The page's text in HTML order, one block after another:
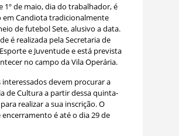
1º de maio, dia do trabalhador, é
em Candiota tradicionalmente
de futebol Sete, alusivo a data.
é realizada pela Secretaria de
e Juventude e está prevista
no campo da Vila Operária.
interessados devem procurar a
de Cultura a partir dessa quinta-
realizar a sua inscrição. O
encerramento é até o dia 29 de